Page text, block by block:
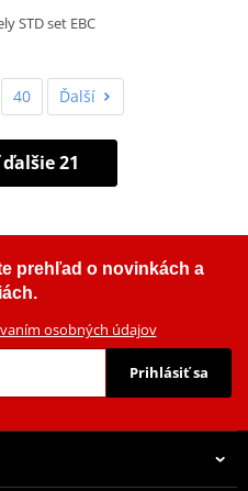
STD set EBC
40 Ďalší
21
prehľad o novinkách a
osobných údajov
Prihlásiť sa